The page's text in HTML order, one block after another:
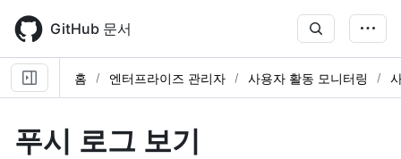
main
content
GitHub 문서
홈 엔터프라이즈 관리자 사용자 활동 모니터링
푸시 로그 보기